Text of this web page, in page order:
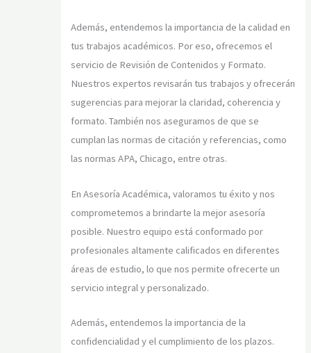
Además, entendemos la importancia de la calidad en
tus trabajos académicos. Por eso, ofrecemos el
servicio de Revisión de Contenidos y Formato.
Nuestros expertos revisarán tus trabajos y ofrecerán
sugerencias para mejorar la claridad, coherencia y
formato. También nos aseguramos de que se
cumplan las normas de citación y referencias, como
las normas APA, Chicago, entre otras.
En Asesoría Académica, valoramos tu éxito y nos
comprometemos a brindarte la mejor asesoría
posible. Nuestro equipo está conformado por
profesionales altamente calificados en diferentes
áreas de estudio, lo que nos permite ofrecerte un
servicio integral y personalizado.
Además, entendemos la importancia de la
confidencialidad y el cumplimiento de los plazos.